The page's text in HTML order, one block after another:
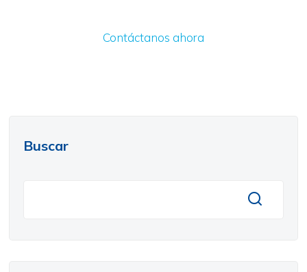
Contáctanos ahora
Buscar